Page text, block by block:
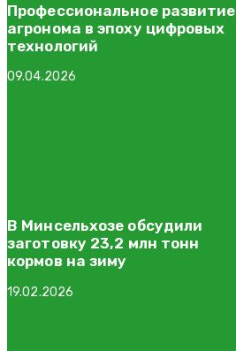
Профессиональное развитие
агронома в эпоху цифровых
технологий
09.04.2026
В Минсельхозе обсудили
заготовку 23,2 млн тонн
кормов на зиму
19.02.2026